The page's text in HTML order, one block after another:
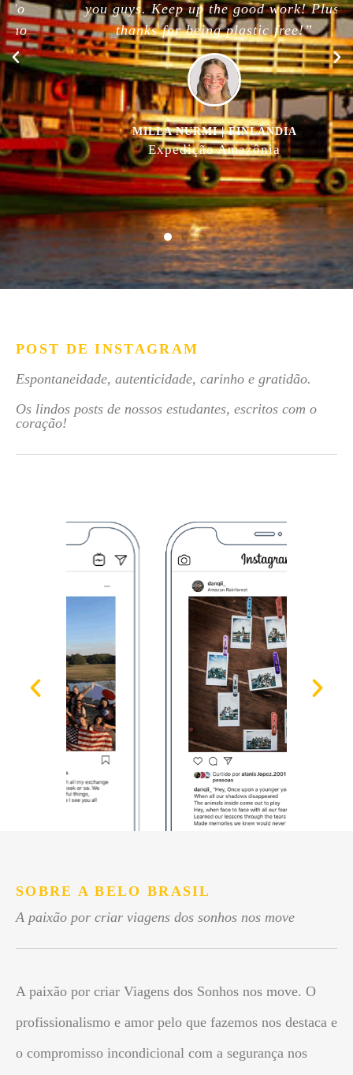
you guys. Keep up the good work! Plus,
thanks for being plastic free!”
MILLA NURMI | FINLÂNDIA
Expedição Amazônia
POST DE INSTAGRAM
Espontaneidade, autenticidade, carinho e gratidão.
Os lindos posts de nossos estudantes, escritos com o
coração!
SOBRE A BELO BRASIL
A paixão por criar viagens dos sonhos nos move
A paixão por criar Viagens dos Sonhos nos move. O
profissionalismo e amor pelo que fazemos nos destaca e
o compromisso incondicional com a segurança nos